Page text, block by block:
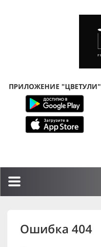
ПРИЛОЖЕНИЕ "ЦВЕТУЛИ"
Toggle
Ошибка 404